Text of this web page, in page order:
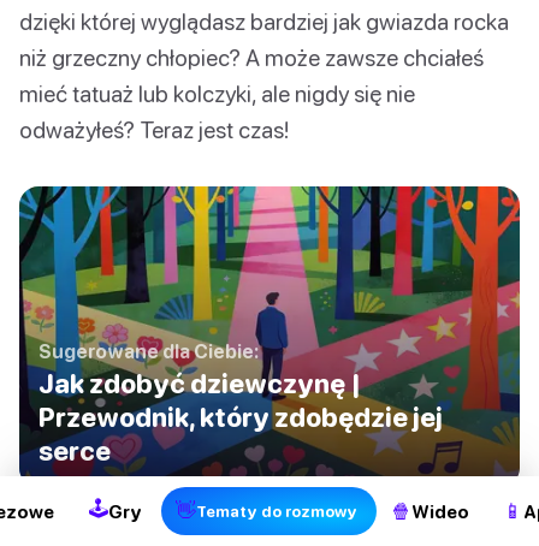
2
dzięki której wyglądasz bardziej jak gwiazda rocka
niż grzeczny chłopiec? A może zawsze chciałeś
mieć tatuaż lub kolczyki, ale nigdy się nie
odważyłeś? Teraz jest czas!
Sugerowane dla Ciebie:
Jak zdobyć dziewczynę |
Przewodnik, który zdobędzie jej
serce
🕹Gry 👋Tematy do rozmowy 🍿 Wideo 📱